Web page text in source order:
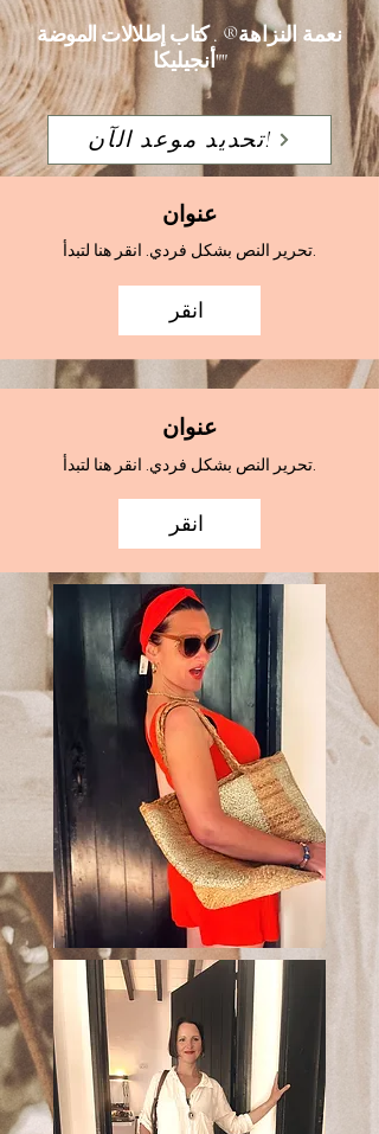
نعمة النزاهة®️ . كتاب إطلالات الموضة
"أنجيليكا"
تحديد موعد الآن!
عنوان
تحرير النص بشكل فردي. انقر هنا لتبدأ.
انقر
عنوان
تحرير النص بشكل فردي. انقر هنا لتبدأ.
انقر